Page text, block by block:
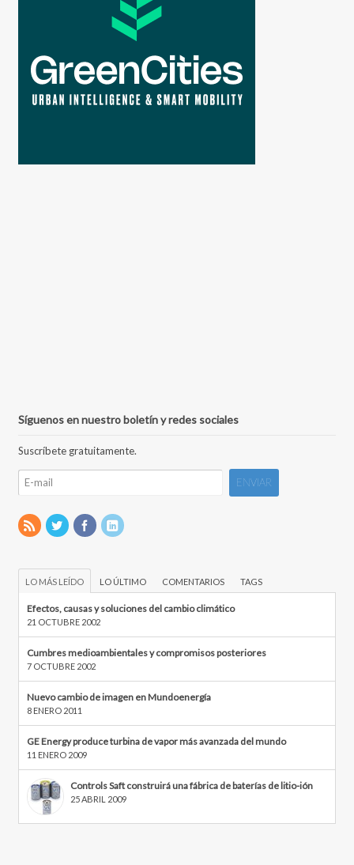
Síguenos en nuestro boletín y redes sociales
Suscríbete gratuitamente.
LO MÁS LEÍDO LO ÚLTIMO COMENTARIOS TAGS
Efectos, causas y soluciones del cambio climático
21 OCTUBRE 2002
Cumbres medioambientales y compromisos posteriores
7 OCTUBRE 2002
Nuevo cambio de imagen en Mundoenergía
8 ENERO 2011
GE Energy produce turbina de vapor más avanzada del mundo
11 ENERO 2009
Controls Saft construirá una fábrica de baterías de litio-ión
25 ABRIL 2009